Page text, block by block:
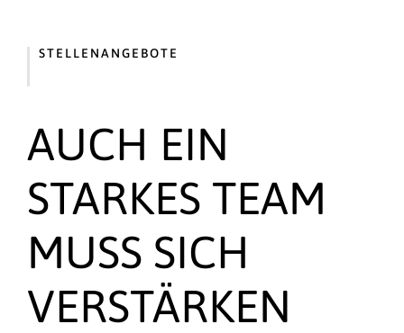
STELLENANGEBOTE
AUCH EIN
STARKES TEAM
MUSS SICH
VERSTÄRKEN